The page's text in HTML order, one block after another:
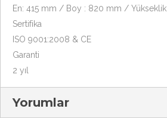
En: 415 mm / Boy : 820 mm /
Sertifika
ISO 9001:2008 & CE
Garanti
2 yıl
Yorumlar